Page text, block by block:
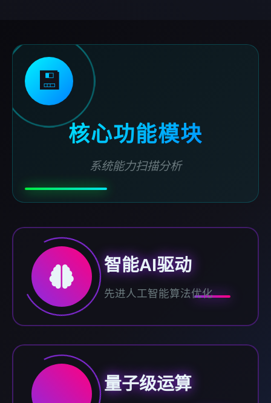
💾
核心功能模块
系统能力扫描分析
智能AI驱动
先进人工智能算法优化
量子级运算